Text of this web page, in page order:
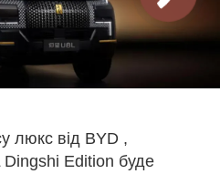
люкс від BYD ,
Edition буде